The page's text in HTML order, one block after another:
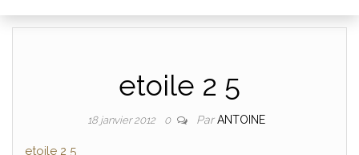
etoile 2 5
18 janvier 2012 0 ParANTOINE
etoile 2 5